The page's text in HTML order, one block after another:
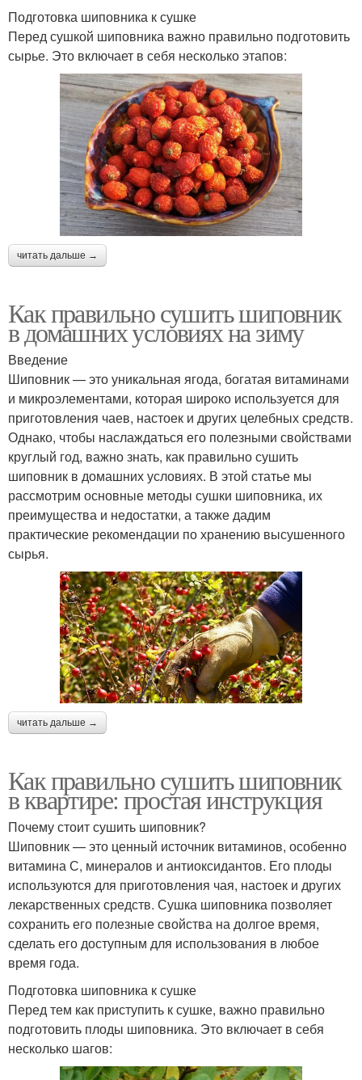
Подготовка шиповника к сушке
Перед сушкой шиповника важно правильно подготовить
сырье. Это включает в себя несколько этапов:
читать дальше →
Как правильно сушить шиповник
в домашних условиях на зиму
Введение
Шиповник — это уникальная ягода, богатая витаминами
и микроэлементами, которая широко используется для
приготовления чаев, настоек и других целебных средств.
Однако, чтобы наслаждаться его полезными свойствами
круглый год, важно знать, как правильно сушить
шиповник в домашних условиях. В этой статье мы
рассмотрим основные методы сушки шиповника, их
преимущества и недостатки, а также дадим
практические рекомендации по хранению высушенного
сырья.
читать дальше →
Как правильно сушить шиповник
в квартире: простая инструкция
Почему стоит сушить шиповник?
Шиповник — это ценный источник витаминов, особенно
витамина С, минералов и антиоксидантов. Его плоды
используются для приготовления чая, настоек и других
лекарственных средств. Сушка шиповника позволяет
сохранить его полезные свойства на долгое время,
сделать его доступным для использования в любое
время года.
Подготовка шиповника к сушке
Перед тем как приступить к сушке, важно правильно
подготовить плоды шиповника. Это включает в себя
несколько шагов: